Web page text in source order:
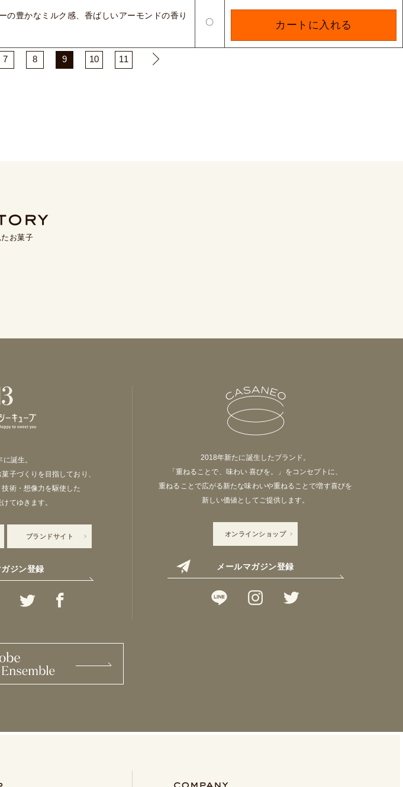
の豊かなミルク感、香ばしいアーモンドの香り
〇 カートに入れる
7 8 9 10 11
お菓子
誕生。
子づくりを目指しており、
術・想像力を駆使した
てゆきます。
ブランドサイト
ジン登録
2018年新たに誕生したブランド。
「重ねることで、味わい 喜びを。」をコンセプトに、
重ねることで広がる新たな味わいや重ねることで増す喜びを
新しい価値としてご提供します。
オンラインショップ
メールマガジン登録